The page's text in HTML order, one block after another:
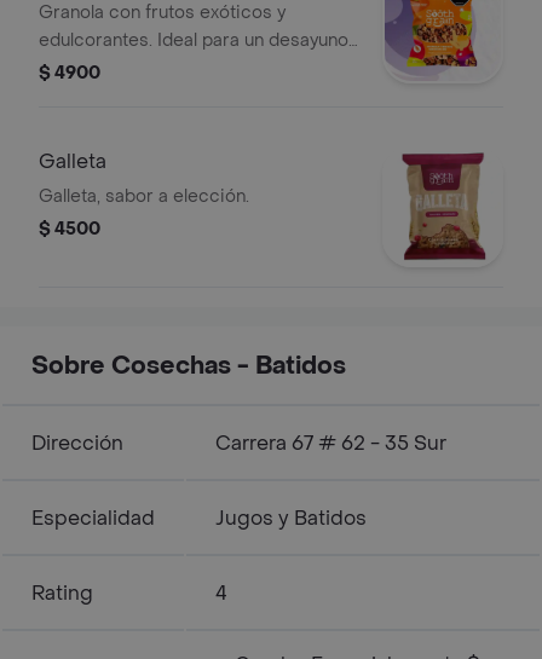
Granola con frutos exóticos y
edulcorantes. Ideal para un desayuno
o snack saludable.
$ 4900
Galleta
Galleta, sabor a elección.
$ 4500
Sobre Cosechas - Batidos
Dirección Carrera 67 # 62 - 35 Sur
Especialidad Jugos y Batidos
Rating 4